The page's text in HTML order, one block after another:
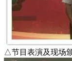
△节目表演及现场